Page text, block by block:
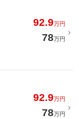
92.9万円
78万円
92.9万円
78万円